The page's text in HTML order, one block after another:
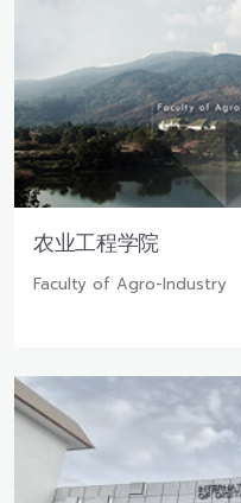
农业工程学院
Faculty of Agro-Industry